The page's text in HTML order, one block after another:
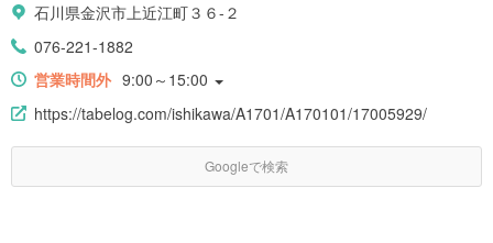
石川県金沢市上近江町３６-２
076-221-1882
営業時間外 9:00～15:00
https://tabelog.com/ishikawa/A1701/A170101/17005929/
Googleで検索